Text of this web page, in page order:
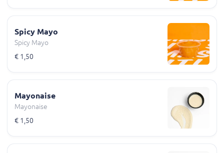
Spicy Mayo
Spicy Mayo
€ 1,50
Mayonaise
Mayonaise
€ 1,50